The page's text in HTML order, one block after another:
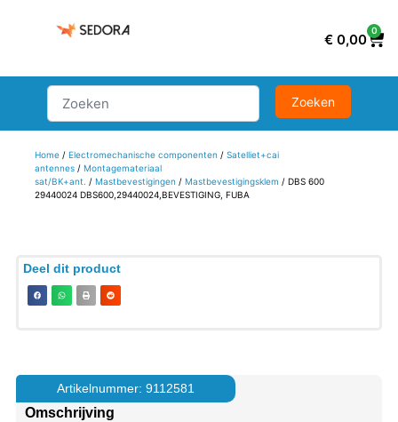
€ 0,00
0
Home/ Electromechanische componenten / Satelliet+cai
antennes/ Montagemateriaal
sat/BK+ant. / Mastbevestigingen / Mastbevestigingsklem / DBS 600
29440024 DBS600,29440024,BEVESTIGING, FUBA
Deel dit product
Artikelnummer: 9112581
Omschrijving